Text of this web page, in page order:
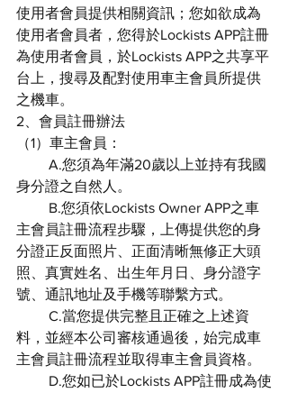
使用者會員提供相關資訊；您如欲成為
使用者會員者，您得於Lockists APP註冊
為使用者會員，於Lockists APP之共享平
台上，搜尋及配對使用車主會員所提供
之機車。
2、會員註冊辦法
（1）車主會員：
身分證之自然人。
主會員註冊流程步驟，上傳提供您的身
分證正反面照片、正面清晰無修正大頭
照、真實姓名、出生年月日、身分證字
號、通訊地址及手機等聯繫方式。
料，並經本公司審核通過後，始完成車
主會員註冊流程並取得車主會員資格。